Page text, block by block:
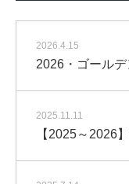
2026.4.15
2026・ゴール
2025.11.11
【2025～2026